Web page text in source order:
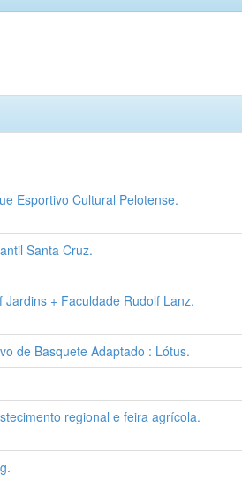
Esportivo Cultural Pelotense.
Santa Cruz.
Jardins + Faculdade Rudolf Lanz.
de Basquete Adaptado : Lótus.
regional e feira agrícola.